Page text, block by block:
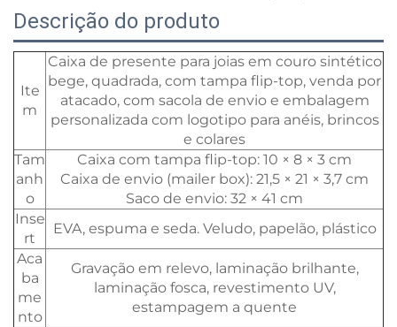
Descrição do produto
Ite
m
Caixa de presente para joias em couro sintético
bege, quadrada, com tampa flip-top, venda por
atacado, com sacola de envio e embalagem
personalizada com logotipo para anéis, brincos
e colares
Tam
anh
o
Caixa com tampa flip-top: 10 × 8 × 3 cm
Caixa de envio (mailer box): 21,5 × 21 × 3,7 cm
Saco de envio: 32 × 41 cm
Inse
rt
EVA, espuma e seda. Veludo, papelão, plástico
Aca
ba
me
nto
Gravação em relevo, laminação brilhante,
laminação fosca, revestimento UV,
estampagem a quente